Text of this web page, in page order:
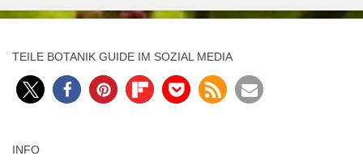
TEILE BOTANIK GUIDE IM SOZIAL MEDIA
INFO